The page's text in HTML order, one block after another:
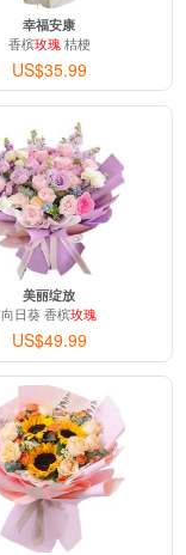
幸福安康
香槟玫瑰 桔梗
US$35.99
美丽绽放
向日葵 香槟玫瑰
US$49.99